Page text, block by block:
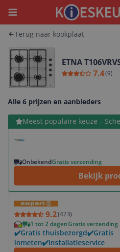
Menu
Terug naar kookplaat
ETNA
7.4(9)
Alle 6 prijzen en aanbieders
Meest populaire keuze –
OnbekendGratis verzending
Bekijk
Bekijk product
9.2(423)
1 tot 2 dagenGratis verzending
✔️Gratis thuisbezorgd✔️Gratis
inmeten✔️Installatieservice